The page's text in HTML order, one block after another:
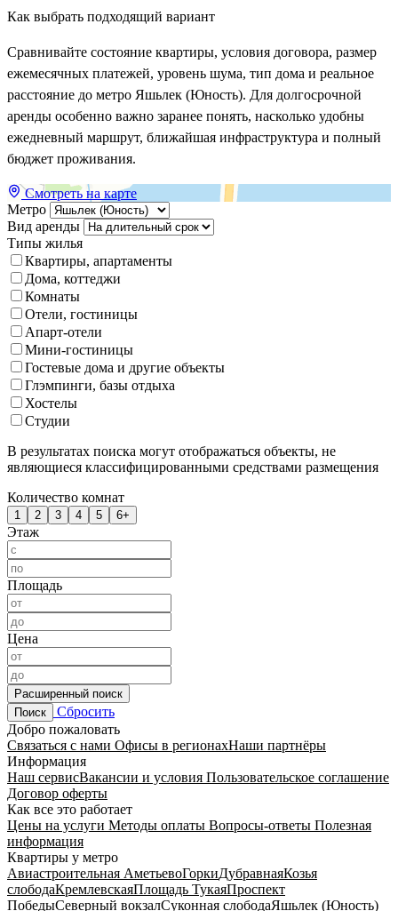
Как выбрать подходящий вариант
Сравнивайте состояние квартиры, условия договора, размер
ежемесячных платежей, уровень шума, тип дома и реальное
расстояние до метро Яшьлек (Юность). Для долгосрочной
аренды особенно важно заранее понять, насколько удобны
ежедневный маршрут, ближайшая инфраструктура и полный
бюджет проживания.
Смотреть на карте
Метро
Вид аренды
Типы жилья
Квартиры, апартаменты
Дома, коттеджи
Комнаты
Отели, гостиницы
Апарт-отели
Мини-гостиницы
Гостевые дома и другие объекты
Глэмпинги, базы отдыха
Хостелы
Студии
В результатах поиска могут отображаться объекты, не
являющиеся классифицированными средствами размещения
Количество комнат
1 2 3 4 5 6+
Этаж
Площадь
Цена
Расширенный поиск
Поиск
Сбросить
Добро пожаловать
Связаться с нами Офисы в регионахНаши партнёры
Информация
Наш сервисВакансии и условия Пользовательское соглашение
Договор оферты
Как все это работает
Цены на услуги Методы оплаты Вопросы-ответы Полезная
информация
Квартиры у метро
Авиастроительная АметьевоГоркиДубравнаяКозья
слободаКремлевскаяПлощадь ТукаяПроспект
ПобедыСеверный вокзалСуконная слободаЯшьлек (Юность)